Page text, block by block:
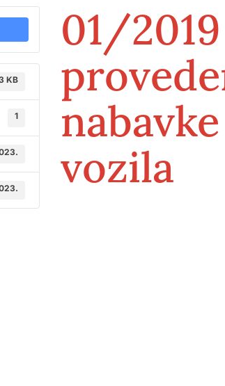
KB
1
01/
vozila